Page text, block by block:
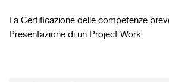
La Certificazione delle competenze
Presentazione di un Project Work.